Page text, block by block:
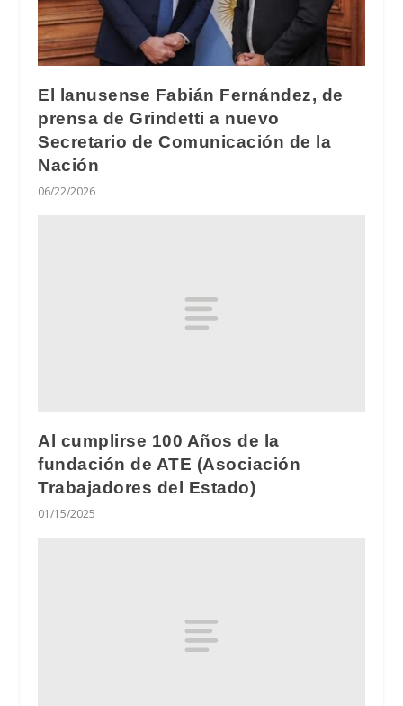
El lanusense Fabián Fernández, de
prensa de Grindetti a nuevo
Secretario de Comunicación de la
Nación
06/22/2026
Al cumplirse 100 Años de la
fundación de ATE (Asociación
Trabajadores del Estado)
01/15/2025